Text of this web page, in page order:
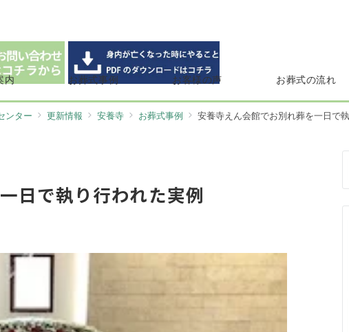
内 お葬式事例 お客様の声 お葬式の流れ
ンター 更新情報 安養寺 お葬式事例 安養寺えん会館でお別れ葬を一日で
日で執り行われた実例